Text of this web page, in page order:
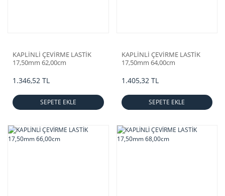
KAPLİNLİ ÇEVİRME LASTİK
17,50mm 62,00cm
1.346,52 TL
SEPETE EKLE
KAPLİNLİ ÇEVİRME LASTİK
17,50mm 64,00cm
1.405,32 TL
SEPETE EKLE